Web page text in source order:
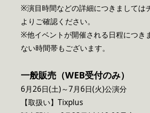
※演目時間などの詳細につきましては
よりご確認ください。
※他イベントが開催される日程につき
ない時間帯もございます。
一般販売（WEB受付のみ）
6月26日(土)～7月6日(火)公演分
【取扱い】Tixplus